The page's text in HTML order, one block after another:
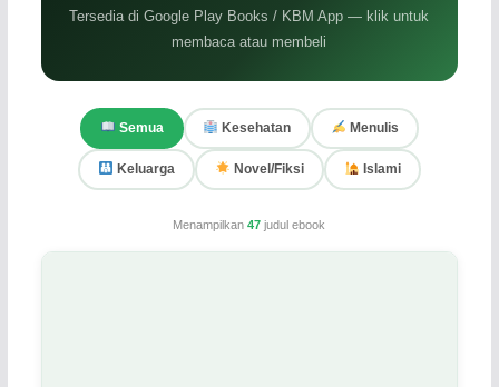
Tersedia di Google Play Books / KBM App — klik untuk
membaca atau membeli
Semua Kesehatan Menulis
Keluarga Novel/Fiksi Islami
Menampilkan47 judul ebook